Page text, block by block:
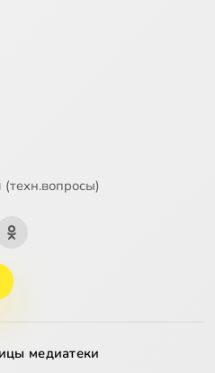
(техн.вопросы)
медиатеки